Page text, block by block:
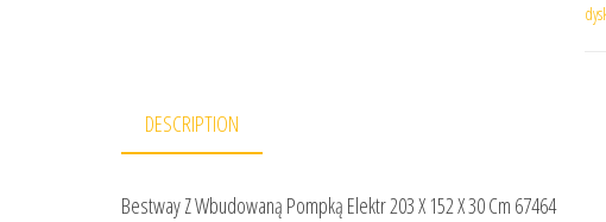
DESCRIPTION
Bestway Z Wbudowaną Pompką Elektr 203 X 152 X 30 Cm 67464